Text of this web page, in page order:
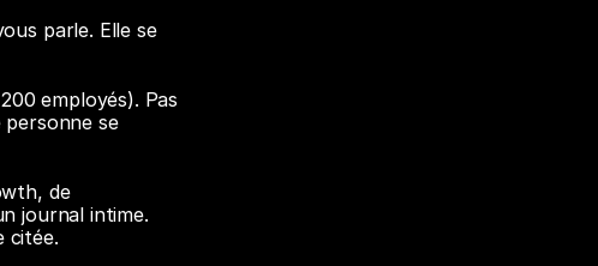
parle. Elle se
employés). Pas
se
de
journal intime.
citée.